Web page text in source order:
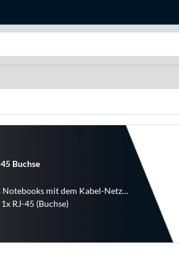
Buchse
Verwendung: Zum Verbinden eines Notebooks mit dem Kabel-Netzwerk
RJ-45 (Buchse)